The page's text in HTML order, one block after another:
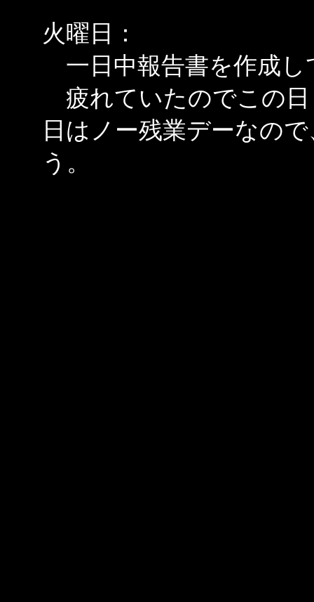
火曜日：
一日中報告書を作成し
疲れていたのでこの日
日はノー残業デーなの
う。